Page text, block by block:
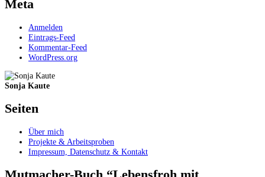
Meta
Anmelden
Eintrags-Feed
Kommentar-Feed
WordPress.org
Sonja Kaute
Seiten
Über mich
Projekte & Arbeitsproben
Impressum, Datenschutz & Kontakt